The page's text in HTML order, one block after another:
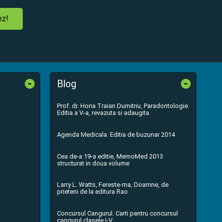
- Blog -
Prof. dr. Horia Traian Dumitriu, Paradontologie.
Editia a V-a, revazuta si adaugita
Agenda Medicala. Editia de buzunar 2014
Cea de-a 19-a editie, MemoMed 2013
structurat in doua volume
Larry L. Watts, Fereste-ma, Doamne, de
prieteni de la editura Rao
Concursul Cangurul. Carti pentru concursul
cangurul clasele I-V